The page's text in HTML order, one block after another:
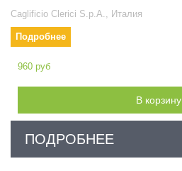
Caglificio Clerici S.p.A., Италия
Подробнее
960 руб
В корзину
ПОДРОБНЕЕ